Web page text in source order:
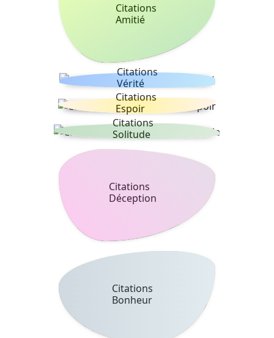
Citations
Amitié
Citations
Vérité
Citations
Espoir
Citations
Solitude
Citations
Déception
Citations
Bonheur